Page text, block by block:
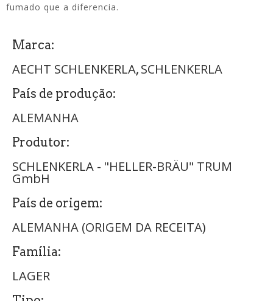
fumado que a diferencia.
Marca:
AECHT SCHLENKERLA, SCHLENKERLA
País de produção:
ALEMANHA
Produtor:
SCHLENKERLA - "HELLER-BRÄU" TRUM
GmbH
País de origem:
ALEMANHA (ORIGEM DA RECEITA)
Família:
LAGER